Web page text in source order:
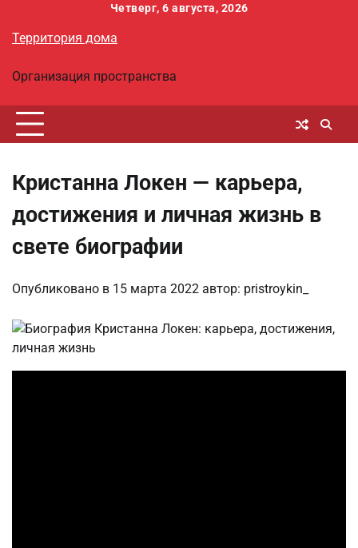
содержимому
Четверг, 6 августа, 2026
Территория дома
Организация пространства
Кристанна Локен — карьера,
достижения и личная жизнь в
свете биографии
Опубликовано в 15 марта 2022 автор: pristroykin_